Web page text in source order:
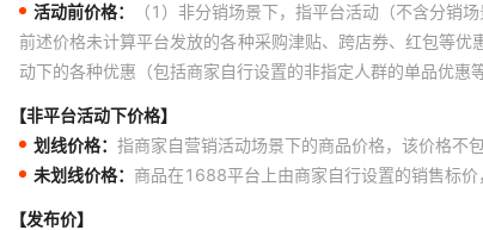
活动前价格：
（1）非分销场景下，指平台活动（不含分销
前述价格未计算平台发放的各种采购津贴、跨店券、红包等
动下的各种优惠（包括商家自行设置的非指定人群的单品优惠
【非平台活动下价格】
划线价格： 指商家自营销活动场景下的商品价格，该价格不
未划线价格： 商品在1688平台上由商家自行设置的销售标价
【发布价】